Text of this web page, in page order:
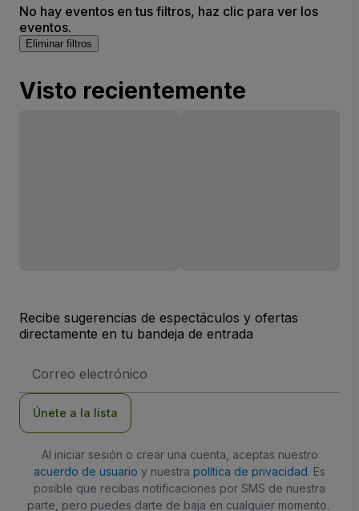
No hay eventos en tus filtros, haz clic para ver los
eventos.
Eliminar filtros
Visto recientemente
Recibe sugerencias de espectáculos y ofertas
directamente en tu bandeja de entrada
de
Únete a la lista
Al iniciar sesión o crear una cuenta, aceptas nuestro
acuerdo de usuario y nuestra política de privacidad. Es
posible que recibas notificaciones por SMS de nuestra
parte, pero puedes darte de baja en cualquier momento.